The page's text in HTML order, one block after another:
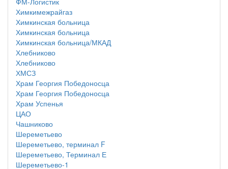
Химкимежрайгаз
Химкинская больница
Химкинская больница
Химкинская больница/МКАД
Хлебниково
Хлебниково
ХМСЗ
Храм Георгия Победоносца
Храм Георгия Победоносца
Храм Успенья
ЦАО
Чашниково
Шереметьево
Шереметьево, терминал F
Шереметьево, Терминал Е
Шереметьево-1